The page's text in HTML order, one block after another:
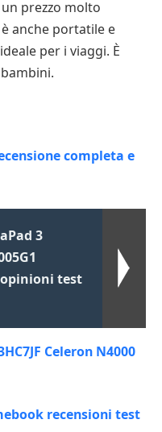
un prezzo molto
anche portatile e
per i viaggi. È
completa e
3
test
Celeron N4000
recensioni test